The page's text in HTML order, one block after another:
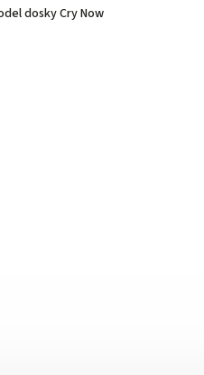
dosky Cry Now